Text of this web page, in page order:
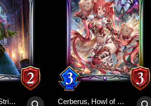
Phantom of the Strings Cerberus, Howl of Hades